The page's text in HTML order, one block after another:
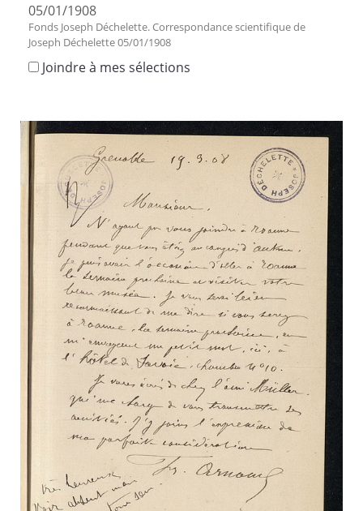
05/01/1908
Fonds Joseph Déchelette. Correspondance scientifique de
Joseph Déchelette 05/01/1908
Joindre à mes sélections